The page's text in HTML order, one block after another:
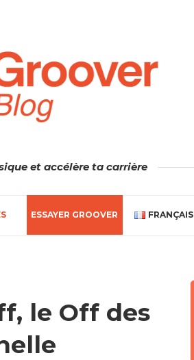
et accélère ta carrière
ESSAYER GROOVER FRANÇAIS
le Off des